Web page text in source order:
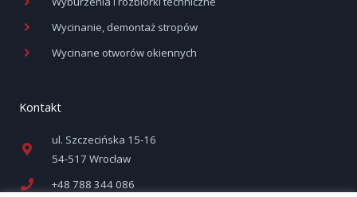
Wycinanie, demontaż stropów
Wycinane otworów okiennych
Kontakt
ul. Szczecińska 15-16
54-517 Wrocław
+48 788 344 086